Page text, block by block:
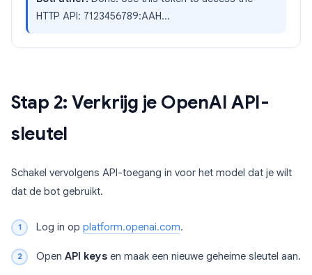
HTTP API: 7123456789:AAH...
Stap 2: Verkrijg je OpenAI API-
sleutel
Schakel vervolgens API-toegang in voor het model dat je wilt
dat de bot gebruikt.
Log in op platform.openai.com.
Open API keys en maak een nieuwe geheime sleutel aan.